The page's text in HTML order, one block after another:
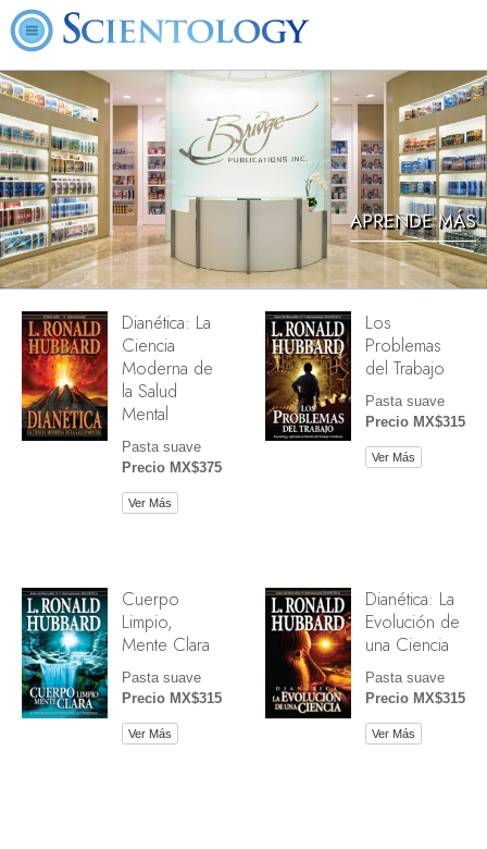
APRENDE MÁS
Dianética: La
Ciencia
Moderna de
la Salud
Mental
Pasta suave
Precio MX$375
Ver Más
Los
Problemas
del Trabajo
Pasta suave
Precio MX$315
Ver Más
Cuerpo
Limpio,
Mente Clara
Pasta suave
Precio MX$315
Ver Más
Dianética: La
Evolución de
una Ciencia
Pasta suave
Precio MX$315
Ver Más